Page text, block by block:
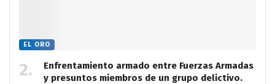
EL ORO
Enfrentamiento armado entre Fuerzas Armadas
y presuntos miembros de un grupo delictivo.